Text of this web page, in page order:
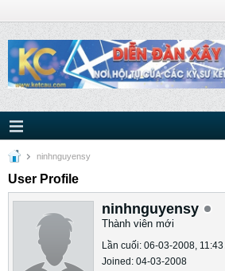
ninhnguyensy
User Profile
ninhnguyensy
Thành viên mới
Lần cuối: 06-03-2008, 11:43
Joined: 04-03-2008